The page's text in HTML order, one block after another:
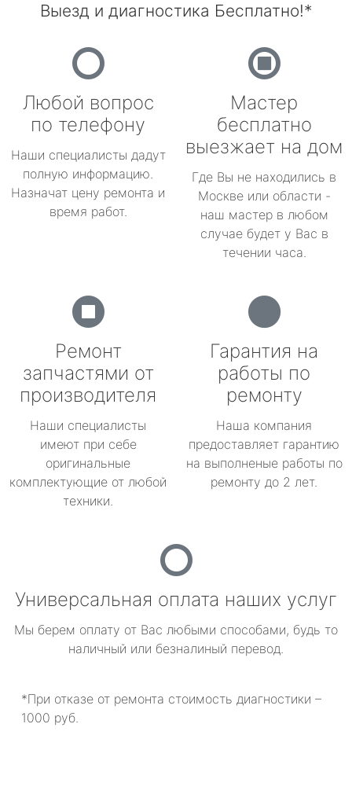
Выезд и диагностика Бесплатно!*
Любой вопрос
по телефону
Наши специалисты дадут
полную информацию.
Назначат цену ремонта и
время работ.
Мастер
бесплатно
выезжает на дом
Где Вы не находились в
Москве или области -
наш мастер в любом
случае будет у Вас в
течении часа.
Ремонт
запчастями от
производителя
Наши специалисты
имеют при себе
оригинальные
комплектующие от любой
техники.
Гарантия на
работы по
ремонту
Наша компания
предоставляет гарантию
на выполненые работы по
ремонту до 2 лет.
Универсальная оплата наших услуг
Мы берем оплату от Вас любыми способами, будь то
наличный или безналиный перевод.
*При отказе от ремонта стоимость диагностики –
1000 руб.